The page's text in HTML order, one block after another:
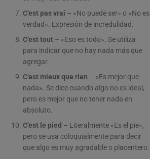
C’est pas vrai – «No puede ser» o «No es
verdad». Expresión de incredulidad.
C’est tout – «Eso es todo». Se utiliza
para indicar que no hay nada más que
agregar.
C’est mieux que rien – «Es mejor que
nada». Se dice cuando algo no es ideal,
pero es mejor que no tener nada en
absoluto.
C’est le pied – Literalmente «Es el pie»,
pero se usa coloquialmente para decir
que algo es muy agradable o placentero.